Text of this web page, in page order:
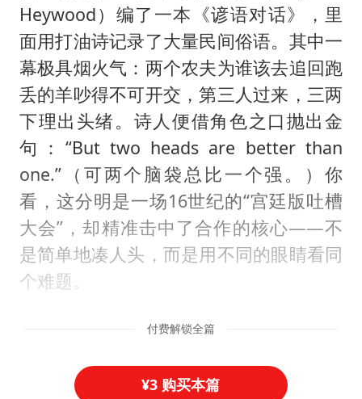
Heywood）编了一本《谚语对话》，里
面用打油诗记录了大量民间俗语。其中一
幕极具烟火气：两个农夫为谁该去追回跑
丢的羊吵得不可开交，第三人过来，三两
下理出头绪。诗人便借角色之口抛出金
句：“But two heads are better than
one.”（可两个脑袋总比一个强。）你
看，这分明是一场16世纪的“宫廷版吐槽
大会”，却精准击中了合作的核心——不
是简单地凑人头，而是用不同的眼睛看同
个难题。
付费解锁全篇
¥3 购买本篇